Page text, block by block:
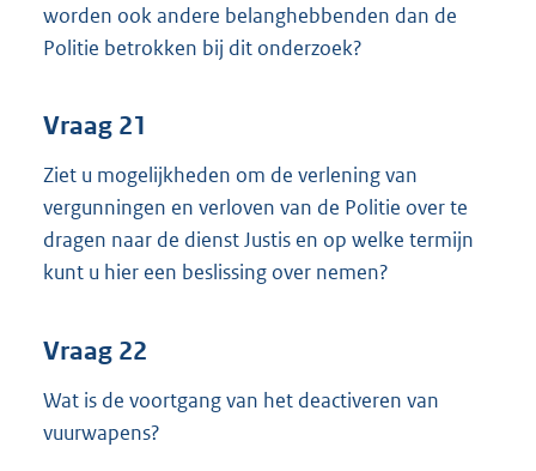
worden ook andere belanghebbenden dan de
Politie betrokken bij dit onderzoek?
Vraag 21
Ziet u mogelijkheden om de verlening van
vergunningen en verloven van de Politie over te
dragen naar de dienst Justis en op welke termijn
kunt u hier een beslissing over nemen?
Vraag 22
Wat is de voortgang van het deactiveren van
vuurwapens?